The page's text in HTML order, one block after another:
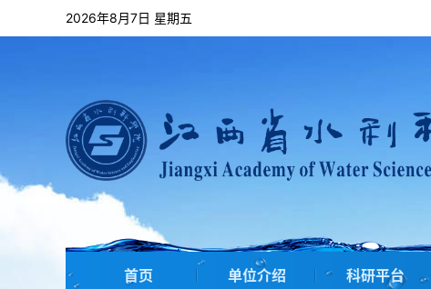
2026年8月7日 星期五
首页 单位介绍 科研平台